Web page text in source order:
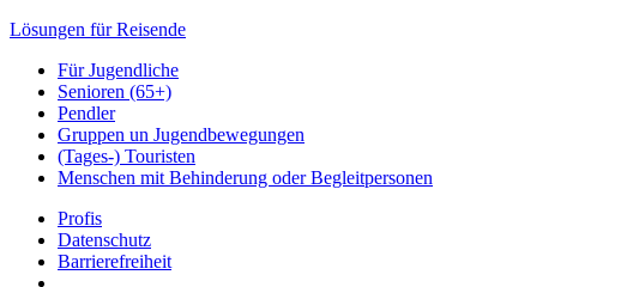
Lösungen für Reisende
Für Jugendliche
Senioren (65+)
Pendler
Gruppen un Jugendbewegungen
(Tages-) Touristen
Menschen mit Behinderung oder Begleitpersonen
Profis
Datenschutz
Barrierefreiheit